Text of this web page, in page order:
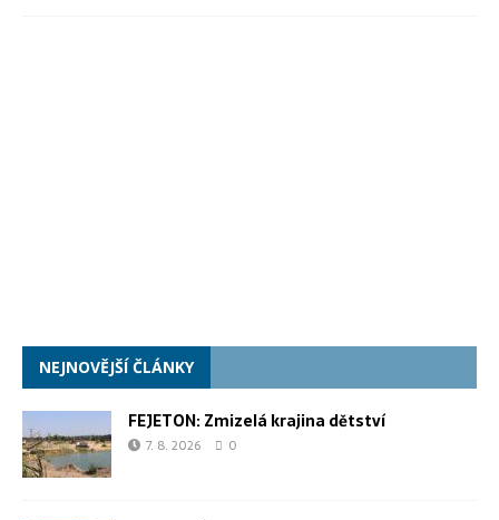
NEJNOVĚJŠÍ ČLÁNKY
FEJETON: Zmizelá krajina dětství
7. 8. 2026 0